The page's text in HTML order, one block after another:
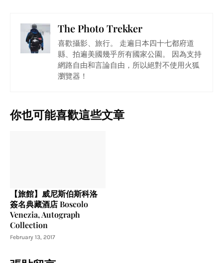
The Photo Trekker
喜歡攝影、旅行。 走遍日本四十七都府道
縣、拍遍美國幾乎所有國家公園。 因為支持
網路自由和言論自由，所以絕對不使用火狐
瀏覽器！
你也可能喜歡這些文章
【旅館】威尼斯伯斯科洛
簽名典藏酒店 Boscolo
Venezia, Autograph
Collection
February 13, 2017